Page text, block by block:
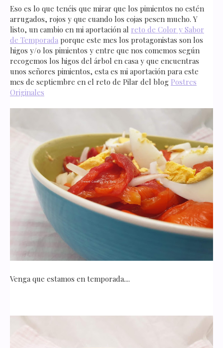
Eso es lo que tenéis que mirar que los pimientos no estén
arrugados, rojos y que cuando los cojas pesen mucho. Y
listo, un cambio en mi aportación al reto de Color y Sabor
de Temporada porque este mes los protagonistas son los
higos y/o los pimientos y entre que nos comemos según
recogemos los higos del árbol en casa y que encuentras
unos señores pimientos, esta es mi aportación para este
mes de septiembre en el reto de Pilar del blog Postres
Originales
Venga que estamos en temporada....